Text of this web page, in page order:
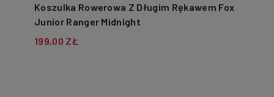
Koszulka Rowerowa Z Długim Rękawem Fox
Junior Ranger Midnight
199,00 ZŁ